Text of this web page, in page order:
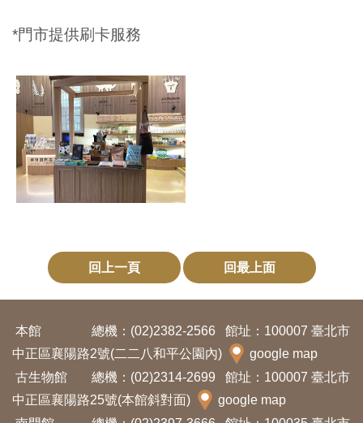
觀
訊
展
覽
資
訊
活
動
出
版
文
*門市提供刷卡服務
回上一頁 回最上面
本館 總機：(02)2382-2566
館址：100007 臺北市
中正區襄陽路2號(二二八和平公園內)
google map
古生物館
總機：(02)2314-2699
館址：100007 臺北市
中正區襄陽路25號(本館斜對面)
google map